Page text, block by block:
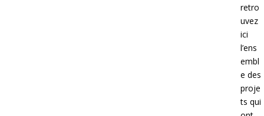
retro
uvez
ici
l’ens
embl
e des
proje
ts qui